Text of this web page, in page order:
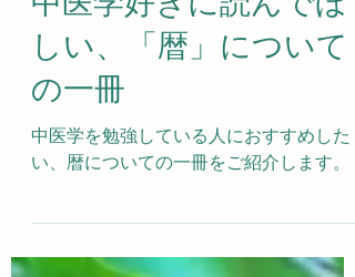
本棚
中医学好きに読んでほ
しい、「暦」について
の一冊
い、暦についての一冊をご紹介します。